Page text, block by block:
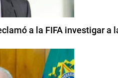
a la FIFA investigar